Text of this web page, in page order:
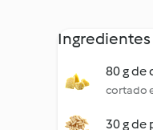
Ingredientes
80 g de
cortado
30 g de